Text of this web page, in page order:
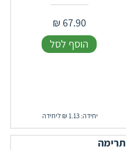
67.90
₪
הוסף לסל
יחידה: 1.13 ₪ ליחידה
תרימה